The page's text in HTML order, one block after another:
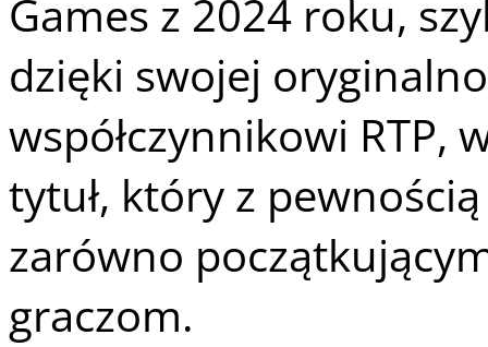
Games z 2024 roku,
dzięki swojej
współczynnikowi RTP,
tytuł, który z
zarówno
graczom.